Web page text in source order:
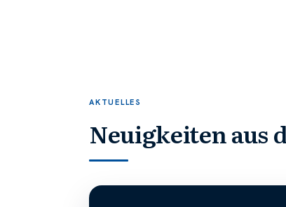
AKTUELLES
Neuigkeiten aus